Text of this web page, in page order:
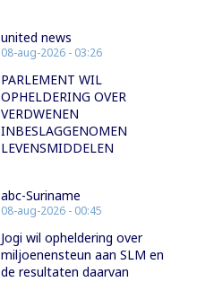
united news
08-aug-2026 - 03:26
PARLEMENT WIL
OPHELDERING OVER
VERDWENEN
INBESLAGGENOMEN
LEVENSMIDDELEN
abc-Suriname
08-aug-2026 - 00:45
Jogi wil opheldering over
miljoenensteun aan SLM en
de resultaten daarvan